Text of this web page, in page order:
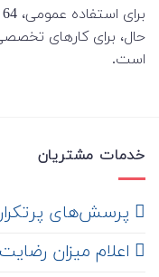
حال، برای کارهای
است.
خدمات مشتریان
‌ پرسش‌های پرتکرار
اعلام میزان